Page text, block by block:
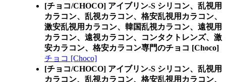
[チョコ/CHOCO] アイブリン-S シリコン、乱視用
カラコン、乱視カラコン、格安乱視用カラコン、
激安乱視用カラコン、韓国乱視カラコン、遠視用
カラコン、遠視カラコン、コンタクトレンズ、激
安カラコン、格安カラコン専門のチョコ [Choco]
チョコ [Choco]
[チョコ/CHOCO] アイブリン-S シリコン、乱視用
カラコン、乱視カラコン、格安乱視用カラコン、